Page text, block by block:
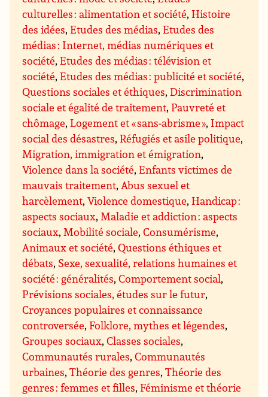
culturelles : alimentation et société,Histoire
des idées,Etudes des médias,Etudes des
médias : Internet, médias numériques et
société,Etudes des médias : télévision et
société,Etudes des médias : publicité et société,
Questions sociales et éthiques,Discrimination
sociale et égalité de traitement,Pauvreté et
chômage,Logement et « sans-abrisme », Impact
social des désastres,Réfugiés et asile politique,
Migration, immigration et émigration,
Violence dans la société,Enfants victimes de
mauvais traitement,Abus sexuel et
harcèlement,Violence domestique,Handicap :
aspects sociaux,Maladie et addiction : aspects
sociaux,Mobilité sociale,Consumérisme,
Animaux et société,Questions éthiques et
débats, Sexe, sexualité, relations humaines et
société : généralités,Comportement social,
Prévisions sociales, études sur le futur,
Croyances populaires et connaissance
controversée,Folklore, mythes et légendes,
Groupes sociaux,Classes sociales,
Communautés rurales,Communautés
urbaines,Théorie des genres,Théorie des
genres : femmes et filles,Féminisme et théorie